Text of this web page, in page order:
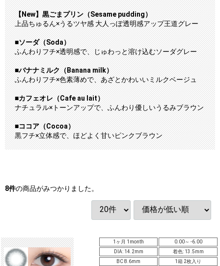
【New】黒ごまプリン（Sesame pudding）
上品ちゅるん×うるツヤ感 大人っぽ透明感アップ王道グレー
■ソーダ（Soda）
ふんわりフチ×透明感で、じゅわっと溶け込むソーダグレー
■バナナミルク（Banana milk）
ふんわりフチ×色素薄めで、あざとかわいいミルクベージュ
■カフェオレ（Cafe au lait）
ナチュラル×トーンアップで、ふんわり優しいうるみブラウン
■ココア（Cocoa）
黒フチ×立体感で、ほどよく甘いピンクブラウン
8件の商品がみつかりました。
1ヶ月 1month
0.00～ -6.00
DIA: 14.2mm
着色: 13.5mm
BC 8.6mm
1箱 2枚入り